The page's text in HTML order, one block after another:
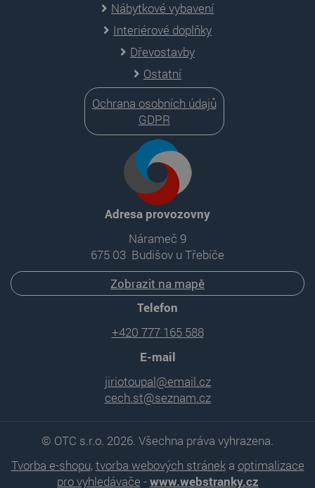
Nábytkové vybavení
Interiérové doplňky
Dřevostavby
Ostatní
Ochrana osobních údajů
GDPR
Adresa provozovny
Nárameč 9
675 03 Budišov u Třebíče
Zobrazit na mapě
Telefon
+420 777 165 588
E-mail
jiriotoupal@email.cz
cech.st@seznam.cz
© OTC s.r.o. 2026. Všechna práva vyhrazena.
Tvorba e-shopu,tvorba webových stráneka optimalizace
pro vyhledávače -www.webstranky.cz